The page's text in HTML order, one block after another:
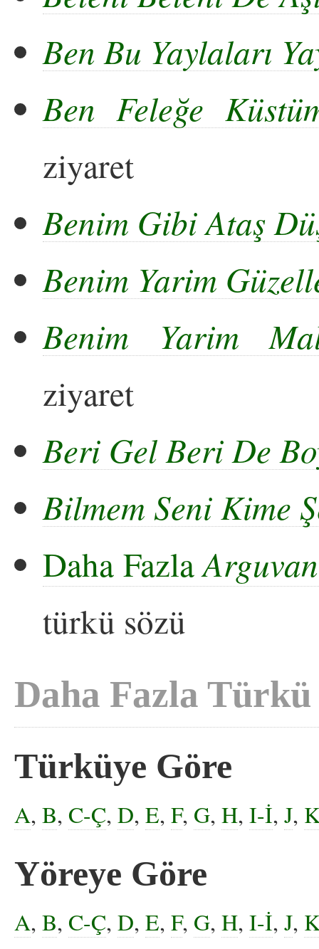
Ben Bu Yaylaları
Ben Feleğe
ziyaret
Benim Gibi Ataş
Benim Yarim
Benim Yarim
ziyaret
Beri Gel Beri De
Bilmem Seni Kime
Daha Fazla
türkü sözü
Daha Fazla Türkü
Türküye Göre
A, B, C-Ç, D, E, F, G, H, I-İ, J,
Yöreye Göre
A, B, C-Ç, D, E, F, G, H, I-İ, J,